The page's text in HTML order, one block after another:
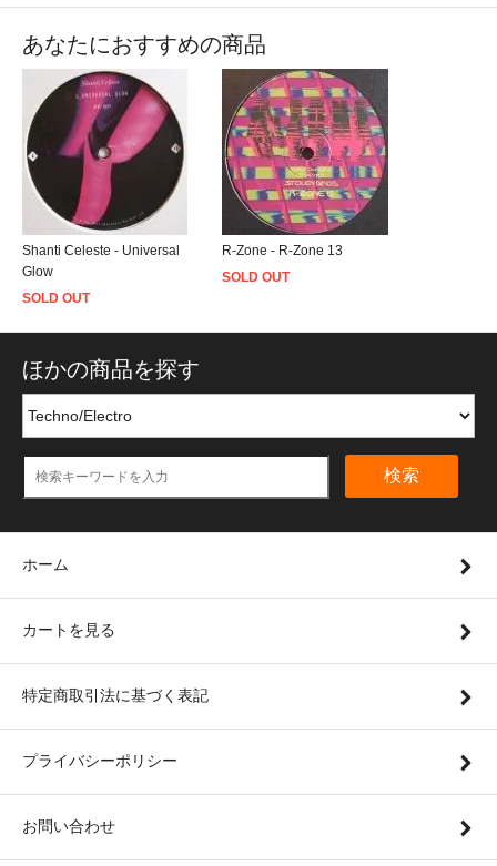
あなたにおすすめの商品
Shanti Celeste - Universal
Glow
SOLD OUT
R-Zone - R-Zone 13
SOLD OUT
ほかの商品を探す
検索
ホーム
カートを見る
特定商取引法に基づく表記
プライバシーポリシー
お問い合わせ